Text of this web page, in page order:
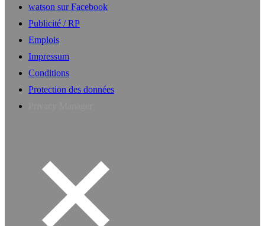
watson sur Facebook
Publicité / RP
Emplois
Impressum
Conditions
Protection des données